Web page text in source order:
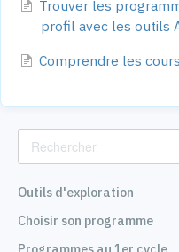
Trouver les
profil avec les outils
Comprendre les
Outils d'exploration
Choisir son programme